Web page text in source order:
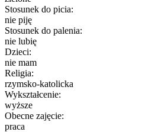
Stosunek do picia:
nie piję
Stosunek do palenia:
nie lubię
Dzieci:
nie mam
Religia:
rzymsko-katolicka
Wykształcenie:
wyższe
Obecne zajęcie:
praca